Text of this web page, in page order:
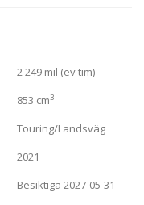
2 249 mil (ev tim)
853 cm3
Touring/Landsväg
2021
Besiktiga 2027-05-31